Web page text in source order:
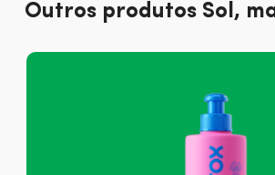
Outros produtos Sol,